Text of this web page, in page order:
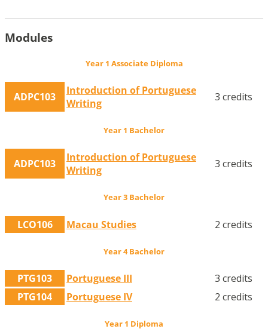
Modules
Year 1 Associate Diploma
ADPC103
Introduction of Portuguese
Writing
3 credits
Year 1 Bachelor
ADPC103
Introduction of Portuguese
Writing
3 credits
Year 3 Bachelor
LCO106 Macau Studies 2 credits
Year 4 Bachelor
PTG103 Portuguese III
3 credits
PTG104
Portuguese IV 2 credits
Year 1 Diploma